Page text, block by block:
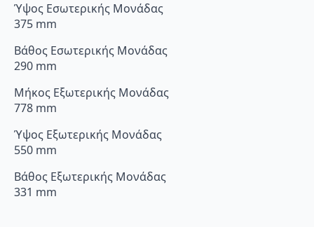
Ύψος Εσωτερικής Μονάδας
375 mm
Βάθος Εσωτερικής Μονάδας
290 mm
Μήκος Εξωτερικής Μονάδας
778 mm
Ύψος Εξωτερικής Μονάδας
550 mm
Βάθος Εξωτερικής Μονάδας
331 mm